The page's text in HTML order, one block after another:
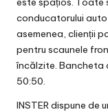
conducatorului
asemenea, clienții
pentru scaunele
încălzite.
50:50.
INSTER dispune de